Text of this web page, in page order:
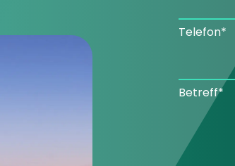
Telefon*
Betreff*